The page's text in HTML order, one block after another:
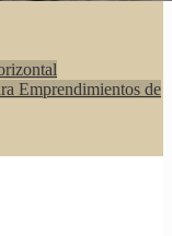
Emprendimientos de